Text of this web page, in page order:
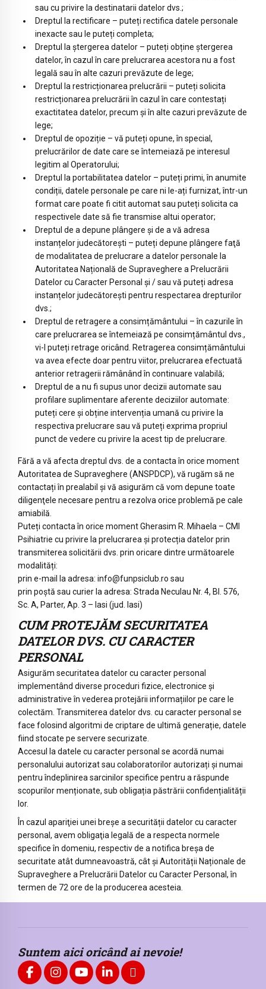
sau cu privire la destinatarii datelor dvs.;
Dreptul la rectificare – puteți rectifica datele personale
inexacte sau le puteți completa;
Dreptul la ștergerea datelor – puteți obține ștergerea
datelor, în cazul în care prelucrarea acestora nu a fost
legală sau în alte cazuri prevăzute de lege;
Dreptul la restricționarea prelucrării – puteți solicita
restricționarea prelucrării în cazul în care contestați
exactitatea datelor, precum şi în alte cazuri prevăzute de
lege;
Dreptul de opoziție – vă puteți opune, în special,
prelucrărilor de date care se întemeiază pe interesul
legitim al Operatorului;
Dreptul la portabilitatea datelor – puteți primi, în anumite
condiții, datele personale pe care ni le-ați furnizat, într-un
format care poate fi citit automat sau puteți solicita ca
respectivele date să fie transmise altui operator;
Dreptul de a depune plângere și de a vă adresa
instanțelor judecătorești – puteți depune plângere faţă
de modalitatea de prelucrare a datelor personale la
Autoritatea Națională de Supraveghere a Prelucrării
Datelor cu Caracter Personal și / sau vă puteți adresa
instanțelor judecătorești pentru respectarea drepturilor
dvs.;
Dreptul de retragere a consimțământului – în cazurile în
care prelucrarea se întemeiază pe consimțământul dvs.,
vi-l puteți retrage oricând. Retragerea consimțământului
va avea efecte doar pentru viitor, prelucrarea efectuată
anterior retragerii rămânând în continuare valabilă;
Dreptul de a nu fi supus unor decizii automate sau
profilare suplimentare aferente deciziilor automate:
puteți cere și obține intervenția umană cu privire la
respectiva prelucrare sau vă puteți exprima propriul
punct de vedere cu privire la acest tip de prelucrare.
Fără a vă afecta dreptul dvs. de a contacta în orice moment
Autoritatea de Supraveghere (ANSPDCP), vă rugăm să ne
contactați în prealabil și vă asigurăm că vom depune toate
diligenţele necesare pentru a rezolva orice problemă pe cale
amiabilă.
Puteți contacta în orice moment Gherasim R. Mihaela – CMI
Psihiatrie cu privire la prelucrarea și protecția datelor prin
transmiterea solicitării dvs. prin oricare dintre următoarele
modalități:
prin e-mail la adresa: info@funpsiclub.ro sau
prin poștă sau curier la adresa: Strada Neculau Nr. 4, Bl. 576,
Sc. A, Parter, Ap. 3 – Iasi (jud. Iasi)
CUM PROTEJĂM SECURITATEA
DATELOR DVS. CU CARACTER
PERSONAL
Asigurăm securitatea datelor cu caracter personal
implementând diverse proceduri fizice, electronice și
administrative în vederea protejării informațiilor pe care le
colectăm. Transmiterea datelor dvs. cu caracter personal se
face folosind algoritmi de criptare de ultimă generație, datele
fiind stocate pe servere securizate.
Accesul la datele cu caracter personal se acordă numai
personalului autorizat sau colaboratorilor autorizați și numai
pentru îndeplinirea sarcinilor specifice pentru a răspunde
scopurilor menționate, sub obligația păstrării confidențialității
lor.
În cazul apariţiei unei breşe a securității datelor cu caracter
personal, avem obligaţia legală de a respecta normele
specifice în domeniu, respectiv de a notifica breșa de
securitate atât dumneavoastră, cât și Autorității Naționale de
Supraveghere a Prelucrării Datelor cu Caracter Personal, în
termen de 72 ore de la producerea acesteia.
Suntem aici oricând ai nevoie!